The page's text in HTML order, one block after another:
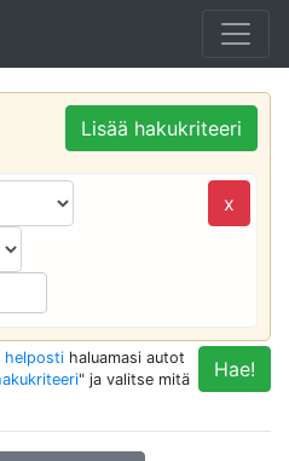
Lisää hakukriteeri
x
Hae!
helposti haluamasi autot
" ja valitse mitä